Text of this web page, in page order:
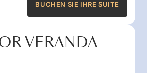
BUCHEN SIE IHRE SUITE
VERANDA